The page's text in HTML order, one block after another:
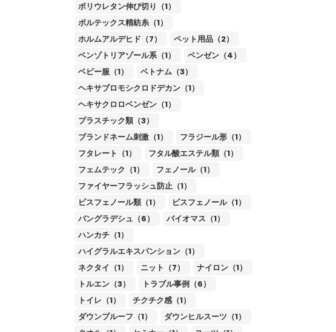
ポリウレタン伸び切り（1）
ボルテックス精紡糸（1）
ホルムアルデヒド（7）
ペット用品（2）
ベンゾトリアゾール系（1）
ベンゼン（4）
ベビー服（1）
ベトナム（3）
ヘキサブロモシクロドデカン（1）
ヘキサクロロベンゼン（1）
プラスチック類（3）
ブランドネーム刺激（1）
フラジール形（1）
フタレート（1）
フタル酸エステル類（1）
フェムテック（1）
フェノール（1）
ファイヤーフラッシュ防止（1）
ビスフェノール類（1）
ビスフェノール（1）
バングラデシュ（6）
バイオマス（1）
ハンカチ（1）
ハイグラルエキスパンション（1）
ネクタイ（1）
ニット（7）
ナイロン（1）
トルエン（3）
トラブル事例（6）
トイレ（1）
チクチク感（1）
ダウンプルーフ（1）
ダウンヒルスーツ（1）